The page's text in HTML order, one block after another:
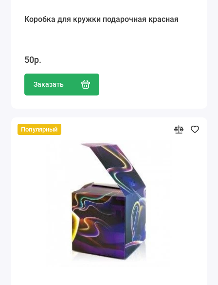
Коробка для кружки подарочная красная
50р.
Заказать
Популярный